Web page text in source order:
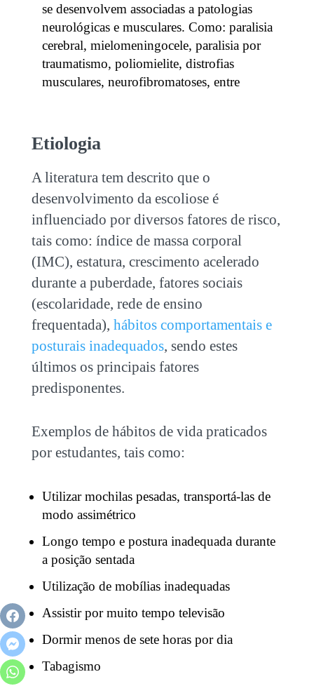
se desenvolvem associadas a patologias
neurológicas e musculares. Como: paralisia
cerebral, mielomeningocele, paralisia por
traumatismo, poliomielite, distrofias
musculares, neurofibromatoses, entre
Etiologia
A literatura tem descrito que o
desenvolvimento da escoliose é
influenciado por diversos fatores de risco,
tais como: índice de massa corporal
(IMC), estatura, crescimento acelerado
durante a puberdade, fatores sociais
(escolaridade, rede de ensino
frequentada), hábitos comportamentais e
posturais inadequados, sendo estes
últimos os principais fatores
predisponentes.
Exemplos de hábitos de vida praticados
por estudantes, tais como:
Utilizar mochilas pesadas, transportá-las de
modo assimétrico
Longo tempo e postura inadequada durante
a posição sentada
Utilização de mobílias inadequadas
Assistir por muito tempo televisão
Dormir menos de sete horas por dia
Tabagismo